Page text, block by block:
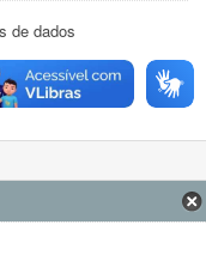
de dados